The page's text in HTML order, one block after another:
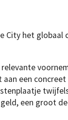
City het
een
een groot